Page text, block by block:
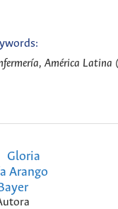
América Latina
Gloria
Arango